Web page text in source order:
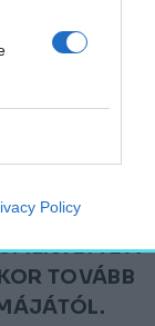
Policy
egyes
A
TOVÁBB